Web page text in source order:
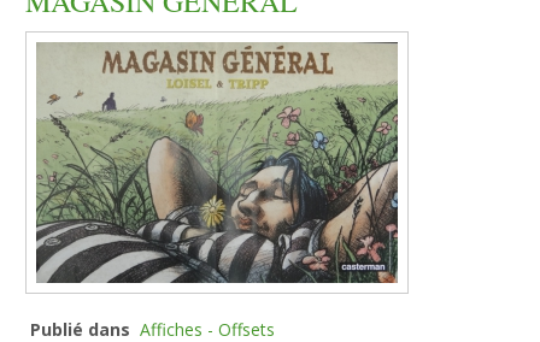
Publié dans Affiches - Offsets